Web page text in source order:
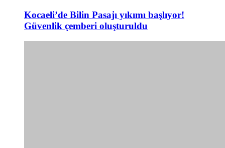
Kocaeli’de Bilin Pasajı yıkımı başlıyor!
Güvenlik çemberi oluşturuldu